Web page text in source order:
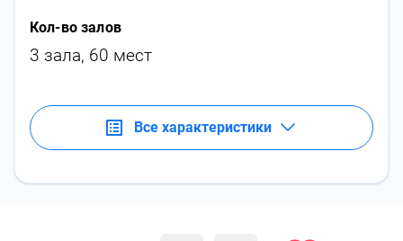
Кол-во залов
3 зала, 60 мест
Все характеристики